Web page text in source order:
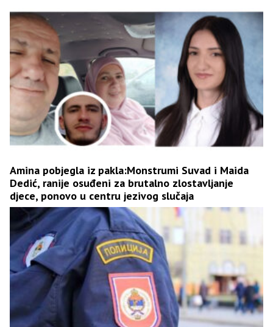
Amina pobjegla iz pakla:Monstrumi Suvad i Maida
Dedić, ranije osuđeni za brutalno zlostavljanje
djece, ponovo u centru jezivog slučaja